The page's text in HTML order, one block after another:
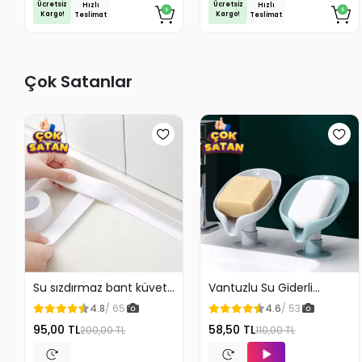
Ücretsiz
Kargo!
Hızlı
Teslimat
Ücretsiz
Kargo!
Hızlı
Teslimat
Çok Satanlar
Su sızdırmaz bant küvet
Tezgah tamir bandı
4.8/ 65
95,00 TL200,00 TL
Vantuzlu Su Giderli
Sabunluk Kaymaz
4.6/ 53
58,50 TL110,00 TL